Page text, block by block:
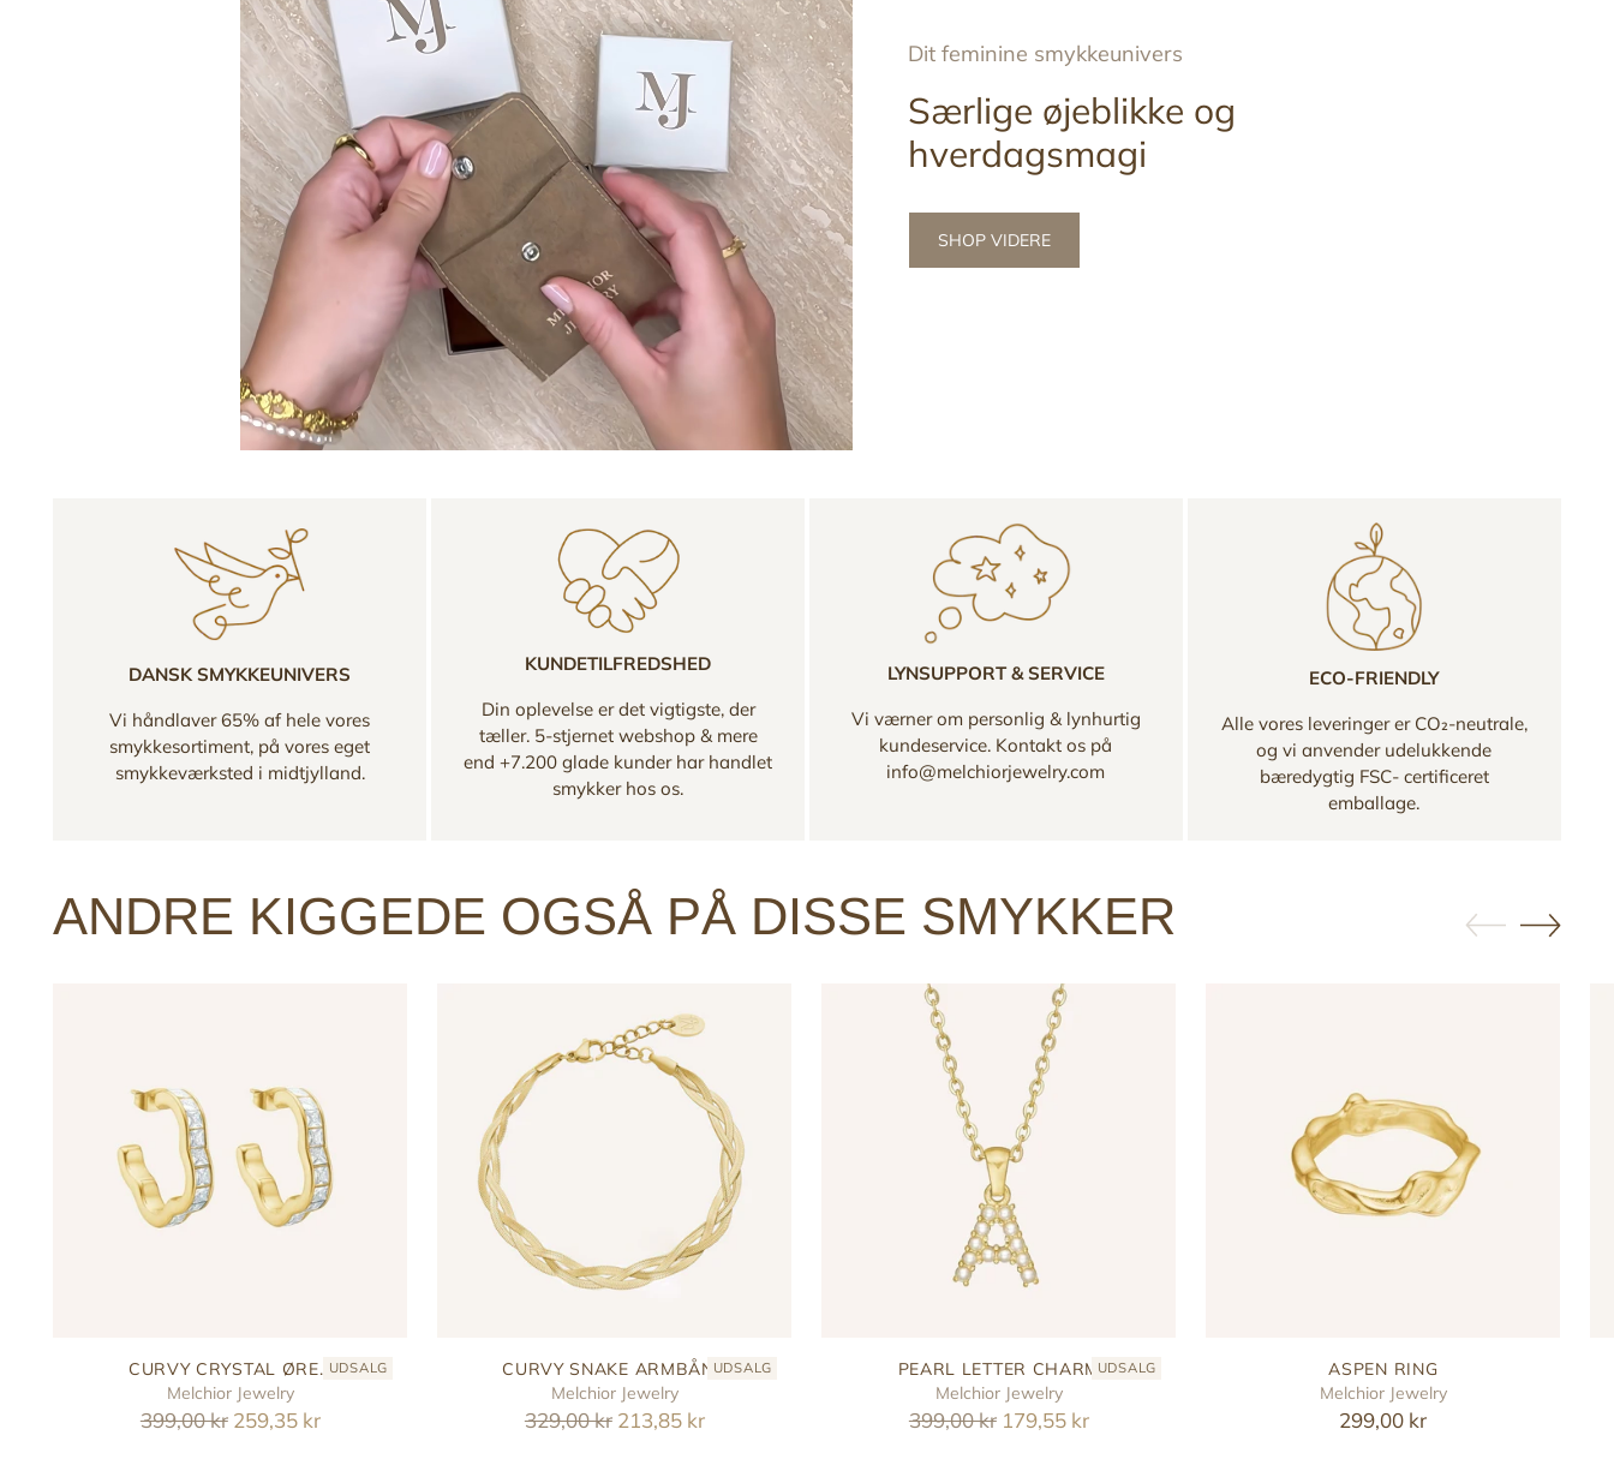
Dit feminine smykkeunivers
Særlige øjeblikke og
hverdagsmagi
SHOP VIDERE
DANSK SMYKKEUNIVERS
Vi håndlaver 65% af hele vores
smykkesortiment, på vores eget
smykkeværksted i midtjylland.
KUNDETILFREDSHED
Din oplevelse er det vigtigste, der
tæller. 5-stjernet webshop & mere
end +7.200 glade kunder har handlet
smykker hos os.
LYNSUPPORT & SERVICE
Vi værner om personlig & lynhurtig
kundeservice. Kontakt os på
info@melchiorjewelry.com
ECO-FRIENDLY
Alle vores leveringer er CO₂-neutrale,
og vi anvender udelukkende
bæredygtig FSC- certificeret
emballage.
ANDRE KIGGEDE OGSÅ PÅ DISSE SMYKKER
CURVY CRYSTAL ØRE...UDSALG
Melchior Jewelry
Reguler
399,00 kr 259,35 kr
CURVY SNAKE ARMBÅNDUDSALG
Melchior Jewelry
Reguler
329,00 kr 213,85 kr
PEARL LETTER CHARMUDSALG
Melchior Jewelry
Reguler
399,00 kr 179,55 kr
ASPEN RING
Melchior Jewelry
299,00 kr